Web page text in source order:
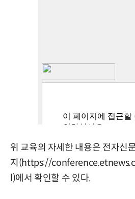
위 교육의 자세한 내용은 전자신
지(https://
l)에서 확인할 수 있다.